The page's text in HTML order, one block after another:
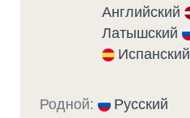
Английский
Латышский
Испанский
Родной: Русский